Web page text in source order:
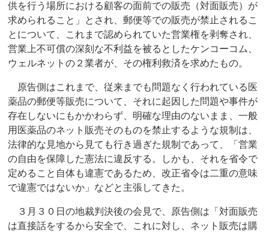
供を行う場所における顧客の面前での販売（対面販売）が
求められること」とされ、郵便等での販売が禁止されるこ
とについて、これまで認められていた営業権を剥奪され、
営業上不可償の深刻な不利益を被るとしたケンコーコム、
ウェルネットの２業者が、その権利救済を求めたもの。
原告側はこれまで、従来までも問題なく行われている医
薬品の郵便等販売について、それに起因した問題や事件が
存在しないにもかかわらず、明確な理由のないまま、一般
用医薬品のネット販売そのものを禁止するような規制は、
法律的な見地から見ても行き過ぎた規制であって、「営業
の自由を保障した憲法に違反する。しかも、それを省令で
定めること自体も違憲であるため、改正省令は二重の意味
で違憲ではないか」などと主張してきた。
３月３０日の地裁判決後の会見で、原告側は「対面販売
は直接話をするから安全で、これに対し、ネット販売は購